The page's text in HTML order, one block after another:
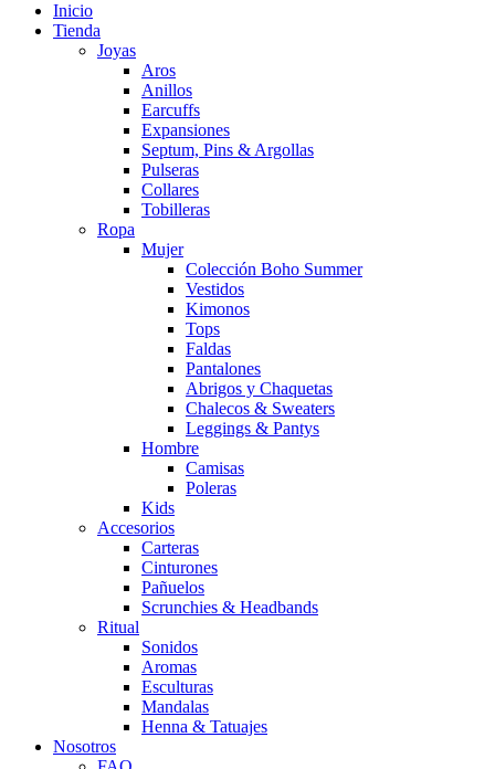
Inicio
Tienda
Joyas
Aros
Anillos
Earcuffs
Expansiones
Septum, Pins & Argollas
Pulseras
Collares
Tobilleras
Ropa
Mujer
Colección Boho Summer
Vestidos
Kimonos
Tops
Faldas
Pantalones
Abrigos y Chaquetas
Chalecos & Sweaters
Leggings & Pantys
Hombre
Camisas
Poleras
Kids
Accesorios
Carteras
Cinturones
Pañuelos
Scrunchies & Headbands
Ritual
Sonidos
Aromas
Esculturas
Mandalas
Henna & Tatuajes
Nosotros